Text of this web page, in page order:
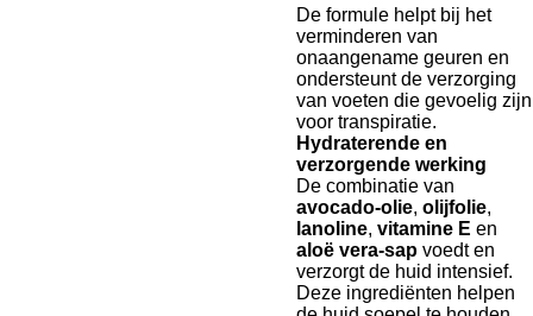
De formule helpt bij het
verminderen van
onaangename geuren en
ondersteunt de verzorging
van voeten die gevoelig zijn
voor transpiratie.
Hydraterende en
verzorgende werking
De combinatie van
avocado-olie, olijfolie,
lanoline, vitamine E en
aloë vera-sap voedt en
verzorgt de huid intensief.
Deze ingrediënten helpen